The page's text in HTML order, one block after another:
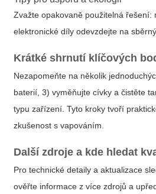
Zvažte opakovaně použitelná
elektronické díly odevzdejte na
Krátké shrnutí klíčových
Nezapomeňte na několik
baterií, 3) vyměňujte cívky a čistěte
typu zařízení. Tyto kroky tvoří
zkušenost s vapováním.
Další zdroje a kde hledat
Pro technické detaily a aktualizace
ověřte informace z více zdrojů a